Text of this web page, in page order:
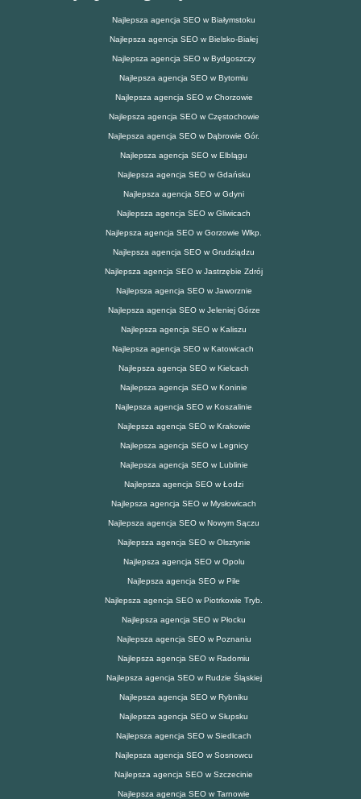
Najlepsza agencja SEO w Białymstoku
Najlepsza agencja SEO w Bielsko-Białej
Najlepsza agencja SEO w Bydgoszczy
Najlepsza agencja SEO w Bytomiu
Najlepsza agencja SEO w Chorzowie
Najlepsza agencja SEO w Częstochowie
Najlepsza agencja SEO w Dąbrowie Gór.
Najlepsza agencja SEO w Elblągu
Najlepsza agencja SEO w Gdańsku
Najlepsza agencja SEO w Gdyni
Najlepsza agencja SEO w Gliwicach
Najlepsza agencja SEO w Gorzowie Wlkp.
Najlepsza agencja SEO w Grudziądzu
Najlepsza agencja SEO w Jastrzębie Zdrój
Najlepsza agencja SEO w Jaworznie
Najlepsza agencja SEO w Jeleniej Górze
Najlepsza agencja SEO w Kaliszu
Najlepsza agencja SEO w Katowicach
Najlepsza agencja SEO w Kielcach
Najlepsza agencja SEO w Koninie
Najlepsza agencja SEO w Koszalinie
Najlepsza agencja SEO w Krakowie
Najlepsza agencja SEO w Legnicy
Najlepsza agencja SEO w Lublinie
Najlepsza agencja SEO w Łodzi
Najlepsza agencja SEO w Mysłowicach
Najlepsza agencja SEO w Nowym Sączu
Najlepsza agencja SEO w Olsztynie
Najlepsza agencja SEO w Opolu
Najlepsza agencja SEO w Pile
Najlepsza agencja SEO w Piotrkowie Tryb.
Najlepsza agencja SEO w Płocku
Najlepsza agencja SEO w Poznaniu
Najlepsza agencja SEO w Radomiu
Najlepsza agencja SEO w Rudzie Śląskiej
Najlepsza agencja SEO w Rybniku
Najlepsza agencja SEO w Słupsku
Najlepsza agencja SEO w Siedlcach
Najlepsza agencja SEO w Sosnowcu
Najlepsza agencja SEO w Szczecinie
Najlepsza agencja SEO w Tarnowie